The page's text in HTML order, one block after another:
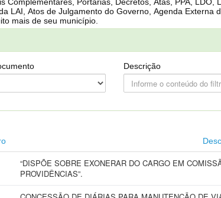
Controle dos bens públicos e muito mais de seu município.
Descrição
“DISPÕE SOBRE EXONERAR DO CARGO EM
PROVIDÊNCIAS”.